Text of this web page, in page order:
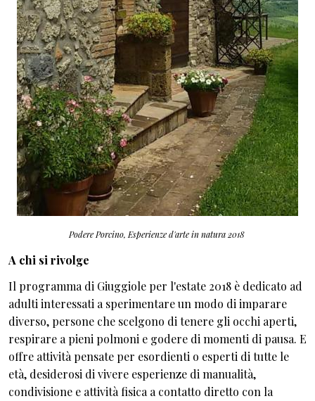
Podere Porcino, Esperienze d'arte in natura 2018
A chi si rivolge
Il programma di Giuggiole per l'estate 2018 è dedicato ad
adulti interessati a sperimentare un modo di imparare
diverso, persone che scelgono di tenere gli occhi aperti,
respirare a pieni polmoni e godere di momenti di pausa. E
offre attività pensate per esordienti o esperti di tutte le
età, desiderosi di vivere esperienze di manualità,
condivisione e attività fisica a contatto diretto con la